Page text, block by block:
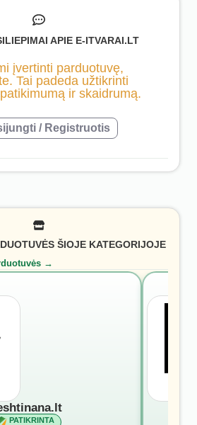
APIE E-ITVARAI.LT
įvertinti parduotuvę,
Tai padeda užtikrinti
ir skaidrumą.
/ Registruotis
ŠIOJE KATEGORIJOJE
→
PATIKRINTA